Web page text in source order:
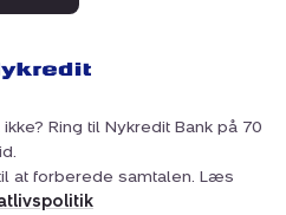
Ring til Nykredit Bank på 70
at forberede samtalen. Læs